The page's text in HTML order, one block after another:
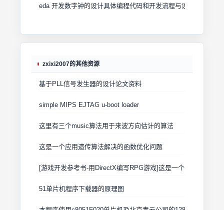
eda 开发数字钟的设计具体编程代码和开发流程与设计图
zxixi2007的其他资源
基于PLL信号发生器的设计论文资料
simple MIPS EJTAG u-boot loader
这里有三个music算法用于来波方向估计的算法
这是一个应用遗传算法解决的函数优化问题
[游戏开发参考书-用DirectX编写RPG游戏]这是一个系列的丛书
51单片机程序下载器的原理图